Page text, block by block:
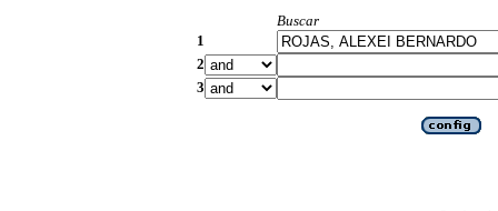
Buscar
1
2
3